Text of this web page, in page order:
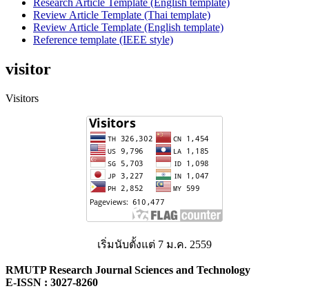
Review Article Template (Thai template)
Review Article Template (English template)
Reference template (IEEE style)
visitor
Visitors
เริ่มนับตั้งแต่ 7 ม.ค. 2559
RMUTP Research Journal Sciences and Technology
E-ISSN : 3027-8260